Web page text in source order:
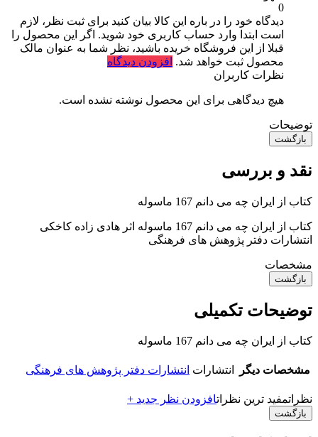
0
دیدگاه خود را در باره این کالا بیان کنید برای ثبت نظر، لازم
است ابتدا وارد حساب کاربری خود شوید. اگر این محصول را
قبلا از این فروشگاه خریده باشید، نظر شما به عنوان مالک
محصول ثبت خواهد شد. افزودن دیدگاه
نظرات کاربران
هیچ دیدگاهی برای این محصول نوشته نشده است.
توضیحات
بازگشت
نقد و بررسی
کتاب از ایران چه می دانم 167 ماسوله
کتاب از ایران چه می دانم 167 ماسوله اثر هادی زاده کاخکی
انتشارات دفتر پژوهش های فرهنگی
مشخصات
بازگشت
توضیحات تکمیلی
کتاب از ایران چه می دانم 167 ماسوله
مشخصات دیگر انتشارات انتشارات دفتر پژوهش های فرهنگی
نظراتمفید ترین نظراتافزودن نظر جدید +
بازگشت